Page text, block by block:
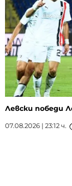
Левски победи
07.08.2026 | 23:12 ч.